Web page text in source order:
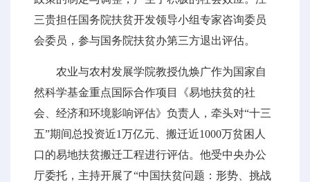
三贵担任国务院扶贫开发领导小组专家咨询委员
会委员，参与国务院扶贫办第三方退出评估。
农业与农村发展学院教授仇焕广作为国家自
然科学基金重点国际合作项目《易地扶贫的社
会、经济和环境影响评估》负责人，牵头对“十三
五”期间总投资近1万亿元、搬迁近1000万贫困人
口的易地扶贫搬迁工程进行评估。他受中央办公
厅委托，主持开展了“中国扶贫问题：形势、挑战